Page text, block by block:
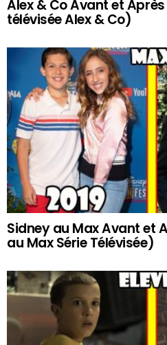
Alex & Co Avant et
télévisée Alex & Co)
Sidney au Max Avant et
au Max Série Télévisée)